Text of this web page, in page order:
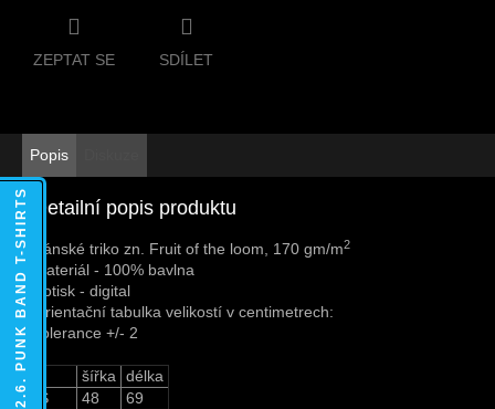
ZEPTAT SE SDÍLET
Popis
Detailní popis produktu
Pánské triko zn. Fruit of the loom, 170 gm/m2
Materiál - 100% bavlna
Potisk - digital
Orientační tabulka velikostí v centimetrech:
Tolerance +/- 2
šířka
délka
S
48
69
2.6. PUNK BAND T-SHIRTS